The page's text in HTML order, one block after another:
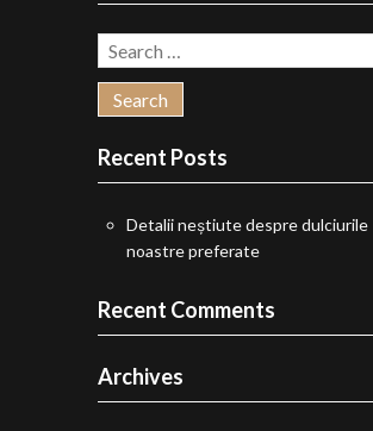
Search
for:
Recent Posts
Detalii neștiute despre dulciurile
noastre preferate
Recent Comments
Archives